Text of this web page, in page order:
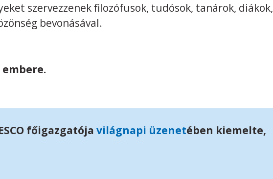
szervezzenek filozófusok, tudósok, tanárok, diákok,
bevonásával.
főigazgatója világnapi üzenetében kiemelte,